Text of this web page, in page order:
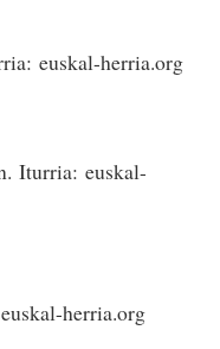
euskal-herria.org
Iturria: euskal-
herria.org